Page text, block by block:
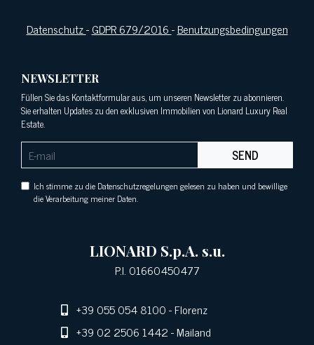
Datenschutz-GDPR 679/2016-Benutzungsbedingungen
NEWSLETTER
Füllen Sie das Kontaktformular aus, um unseren Newsletter zu abonnieren.
Sie erhalten Updates zu den exklusiven Immobilien von Lionard Luxury Real
Estate.
SEND
Ich stimme zu die Datenschutzregelungen gelesen zu haben und bewillige
die Verarbeitung meiner Daten.
LIONARD S.p.A. s.u.
P.I. 01660450477
+39 055 054 8100- Florenz
+39 02 2506 1442- Mailand